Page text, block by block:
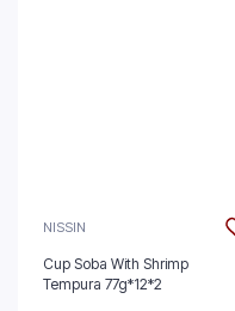
NISSIN
Cup Soba With Shrimp
Tempura 77g*12*2